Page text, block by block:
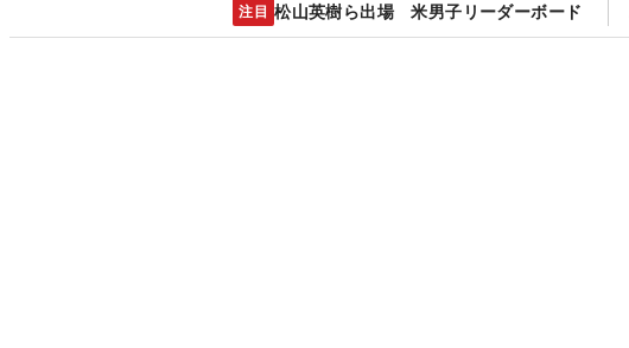
注目 松山英樹ら出場 米男子リーダーボード